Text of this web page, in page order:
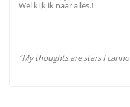
Wel kijk ik naar alles.!
“My thoughts are stars I